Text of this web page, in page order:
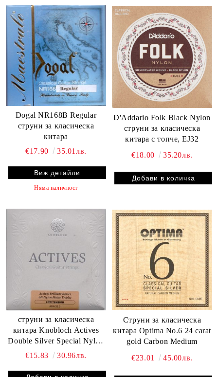
Dogal NR168B Regular
струни за класическа
китара
€17.90
35.01лв.
Виж детайли
Няма наличност
D'Addario Folk Black Nylon
струни за класическа
китара с топче, EJ32
€18.00
35.20лв.
струни за класическа
китара Knobloch Actives
Double Silver Special Nylon
ADN33.0 Low Tension
€15.83 30.96лв.
Струни за класическа
китара Optima No.6 24 carat
gold Carbon Medium
€23.01 45.00лв.